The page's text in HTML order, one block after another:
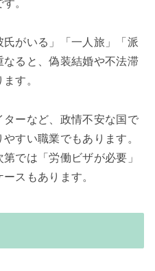
。
がいる」「一人旅」「派
ると、偽装結婚や不法滞
す。
ターなど、政情不安な国で
すい職業でもあります。
では「労働ビザが必要」
スもあります。